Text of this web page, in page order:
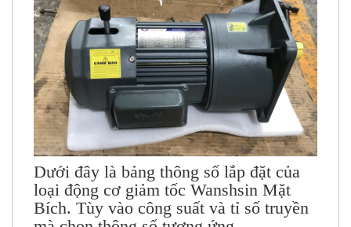
Dưới đây là bảng thông số lắp đặt của
loại động cơ giảm tốc Wanshsin Mặt
Bích. Tùy vào công suất và tỉ số truyền